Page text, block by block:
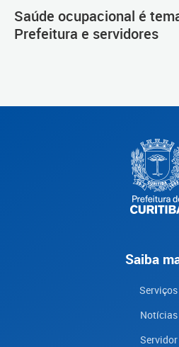
Saúde ocupacional é
Prefeitura e servidores
Saiba
Serviços
Notícias
Servidor